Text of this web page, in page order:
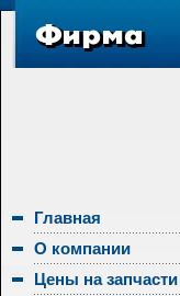
Главная
О компании
Цены на запчасти